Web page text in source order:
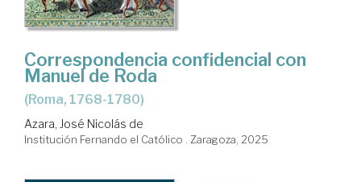
Correspondencia confidencial con
Manuel de Roda
(Roma, 1768-1780)
Azara, José Nicolás de
Institución Fernando el Católico . Zaragoza, 2025